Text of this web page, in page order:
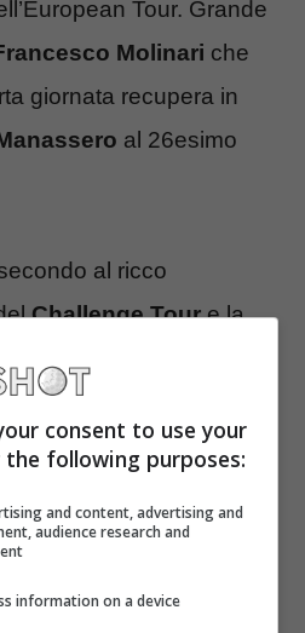
Tour. Grande
Molinari che
giornata recupera in
al 26esimo
al ricco
Challenge Toure la
European Tour. Ecco,
successo in Olanda al
e compostezza
consent to use your
following purposes:
and content, advertising and
audience research and
information on a device